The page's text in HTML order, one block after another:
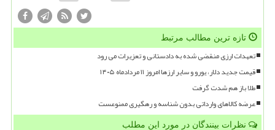
تازه ترین مطالب مرتبط
تعهدات ارزی منقضی شده به دادستانی و تعزیرات می رود
قیمت جدید دلار، یورو و سایر ارزها امروز ۱۱ مردادماه ۱۴۰۵
طلا باز هم شدت گرفت
عرضه کالاهای وارداتی بدون شناسه و رهگیری ممنوعست
نظرات بینندگان در مورد این مطلب